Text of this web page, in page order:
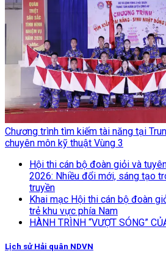
Chương trình tìm kiếm tài năng tại
chuyên môn kỹ thuật Vùng 3
Hội thi cán bộ đoàn giỏi và
2026: Nhiều đổi mới, sáng tạo
truyền
Khai mạc Hội thi cán bộ đoàn
trẻ khu vực phía Nam
HÀNH TRÌNH “VƯỢT SÓNG”
Lịch sử Hải quân NDVN